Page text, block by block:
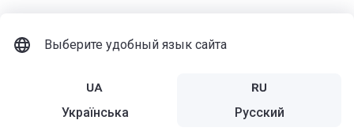
Выберите удобный язык сайта
Українська Русский